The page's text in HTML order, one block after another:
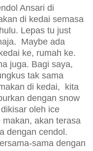
Ansari di
di kedai semasa
Lepas tu just
Maybe ada
ke, rumah ke.
juga. Bagi saya,
tak sama
di kedai, kita
dengan snow
oleh ice
akan terasa
dengan cendol.
sama dengan